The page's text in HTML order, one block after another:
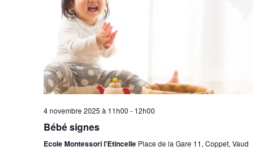
4 novembre 2025 à 11h00 - 12h00
Bébé signes
Ecole Montessori l'Etincelle Place de la Gare 11, Coppet, Vaud